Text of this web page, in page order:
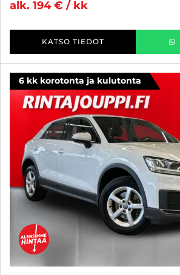
alk. 194 € / kk
KATSO TIEDOT
6 kk korotonta ja kulutonta